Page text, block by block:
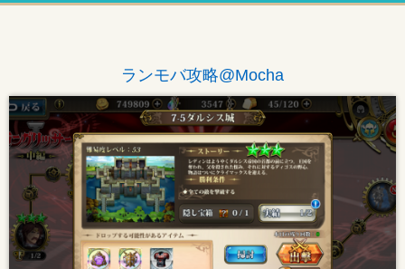
ランモバ攻略@Mocha